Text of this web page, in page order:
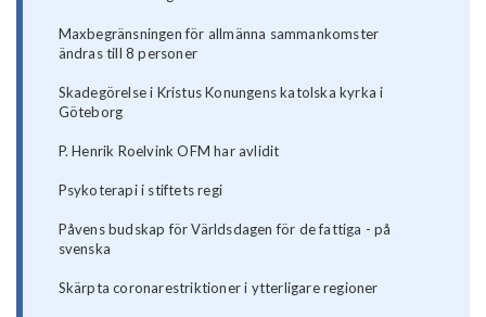
Maxbegränsningen för allmänna sammankomster
ändras till 8 personer
Skadegörelse i Kristus Konungens katolska kyrka i
Göteborg
P. Henrik Roelvink OFM har avlidit
Psykoterapi i stiftets regi
Påvens budskap för Världsdagen för de fattiga - på
svenska
Skärpta coronarestriktioner i ytterligare regioner